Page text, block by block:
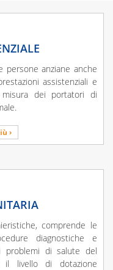
persone anziane anche
assistenziali e
dei portatori di
›
comprende le
diagnostiche e
problemi di salute del
il livello di dotazione